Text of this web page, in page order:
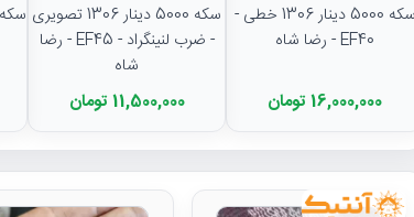
سکه 5000 دینار 1306 خطی -
EF40 - رضا شاه
16,000,000 تومان
سکه 5000 دینار 1306 تصویری
- ضرب لنینگراد - EF45 - رضا
شاه
11,500,000 تومان